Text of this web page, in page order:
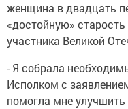
женщина в двадцать
«достойную»
участника Великой
- Я собрала
Исполком с
помогла мне